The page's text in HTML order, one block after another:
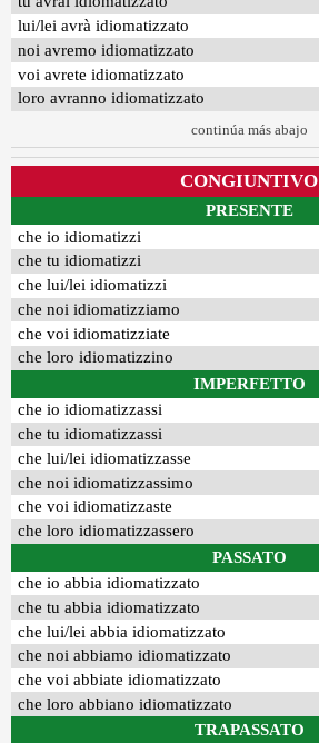
lui/lei avrà idiomatizzato
noi avremo idiomatizzato
voi avrete idiomatizzato
loro avranno idiomatizzato
continúa más abajo
CONGIUNTIVO
PRESENTE
che io idiomatizzi
che tu idiomatizzi
che lui/lei idiomatizzi
che noi idiomatizziamo
che voi idiomatizziate
che loro idiomatizzino
IMPERFETTO
che io idiomatizzassi
che tu idiomatizzassi
che lui/lei idiomatizzasse
che noi idiomatizzassimo
che voi idiomatizzaste
che loro idiomatizzassero
PASSATO
che io abbia idiomatizzato
che tu abbia idiomatizzato
che lui/lei abbia idiomatizzato
che noi abbiamo idiomatizzato
che voi abbiate idiomatizzato
che loro abbiano idiomatizzato
TRAPASSATO